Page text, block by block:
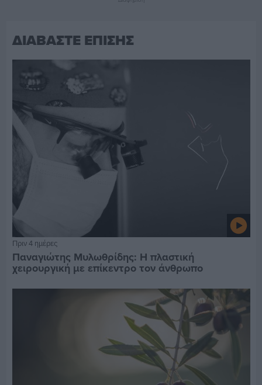
ΔΙΑΒΑΣΤΕ ΕΠΙΣΗΣ
Πριν 4 ημέρες
Παναγιώτης Μυλωθρίδης: Η πλαστική
χειρουργική με επίκεντρο τον άνθρωπο